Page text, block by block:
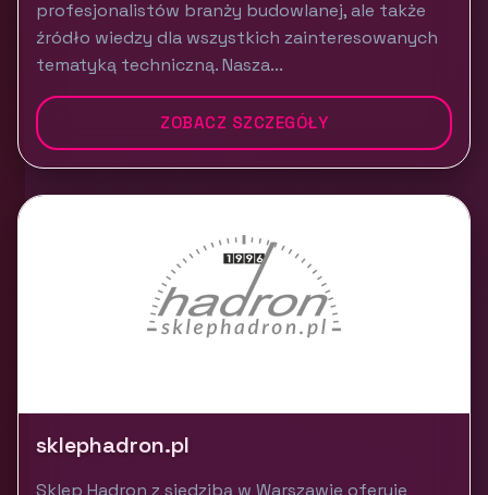
profesjonalistów branży budowlanej, ale także
źródło wiedzy dla wszystkich zainteresowanych
tematyką techniczną. Nasza...
ZOBACZ SZCZEGÓŁY
sklephadron.pl
Sklep Hadron z siedzibą w Warszawie oferuje